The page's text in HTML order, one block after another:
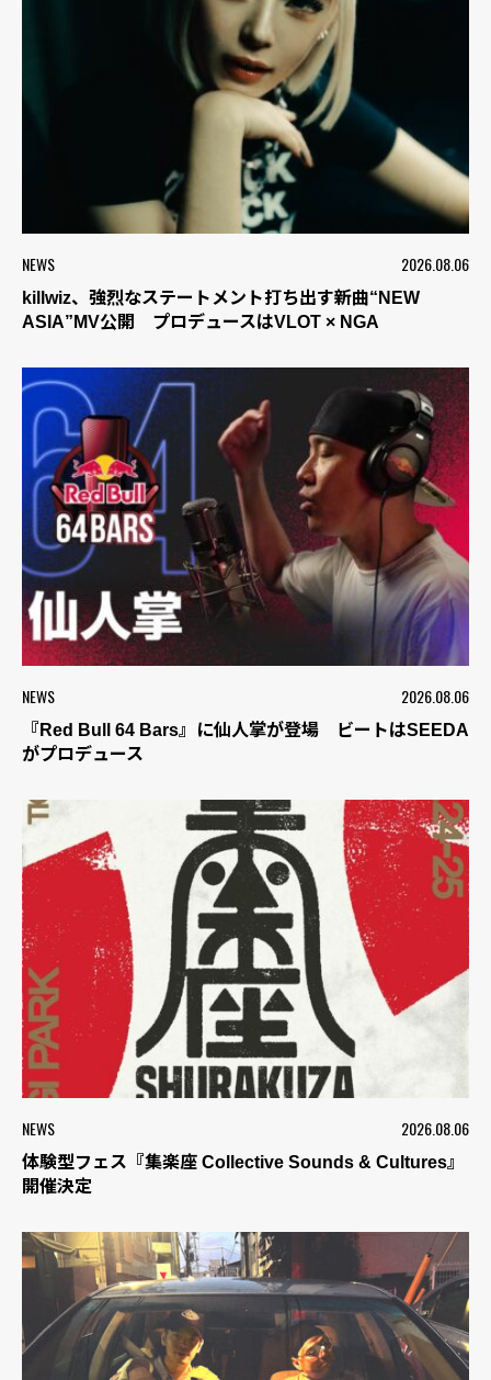
NEWS 2026.08.06
killwiz、強烈なステートメント打ち出す新曲“NEW
ASIA”MV公開 プロデュースはVLOT × NGA
NEWS 2026.08.06
『Red Bull 64 Bars』に仙人掌が登場 ビートはSEEDA
がプロデュース
NEWS 2026.08.06
体験型フェス『集楽座 Collective Sounds & Cultures』
開催決定